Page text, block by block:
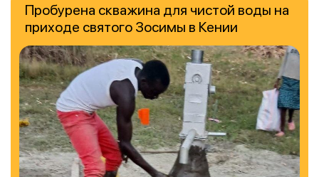
Пробурена скважина для чистой воды на
приходе святого Зосимы в Кении